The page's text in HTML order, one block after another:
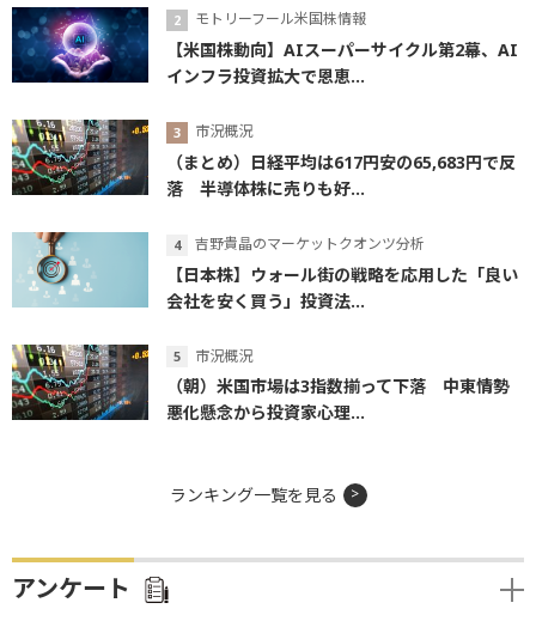
モトリーフール米国株情報
【米国株動向】AIスーパーサイクル第2幕、AI
インフラ投資拡大で恩恵...
市況概況
（まとめ）日経平均は617円安の65,683円で反
落 半導体株に売りも好...
吉野貴晶のマーケットクオンツ分析
【日本株】ウォール街の戦略を応用した「良い
会社を安く買う」投資法...
市況概況
（朝）米国市場は3指数揃って下落 中東情勢
悪化懸念から投資家心理...
ランキング一覧を見る
アンケート